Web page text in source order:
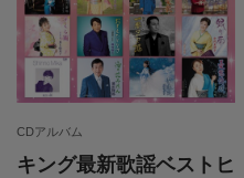
CDアルバム
キング最新歌謡ベストヒ